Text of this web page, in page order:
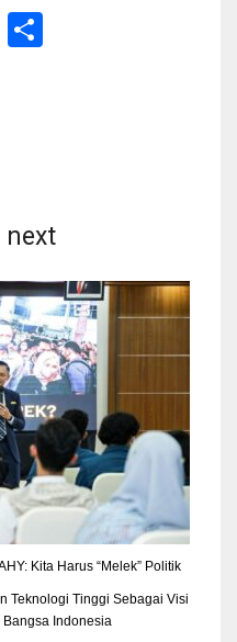
Telegram
next
Kita Harus “Melek” Politik
Teknologi Tinggi Sebagai Visi
Indonesia